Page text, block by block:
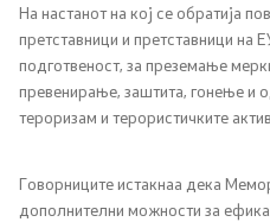
На настанот на кој се обратија
претставници и претставници на
подготвеност, за преземање
превенирање, заштита, гонење и
тероризам и терористичките
Говорниците истакнаа дека
дополнителни можности за